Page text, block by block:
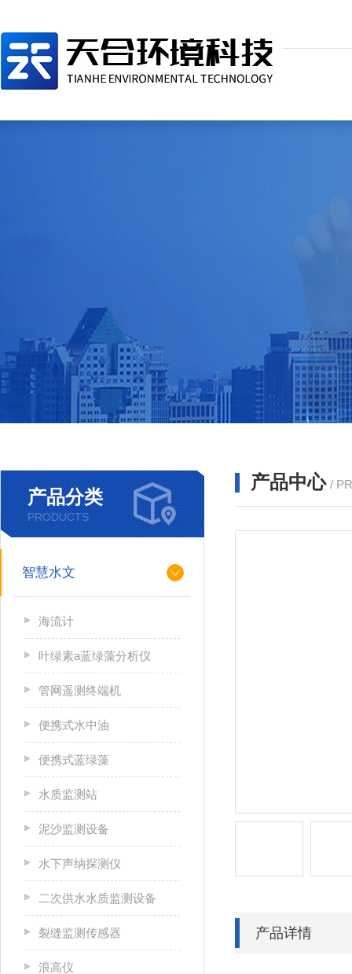
产品分类
PRODUCTS
智慧水文
海流计
叶绿素a蓝绿藻分析仪
管网遥测终端机
便携式水中油
便携式蓝绿藻
水质监测站
泥沙监测设备
水下声纳探测仪
二次供水水质监测设备
裂缝监测传感器
浪高仪
产品中心 /
产品详情